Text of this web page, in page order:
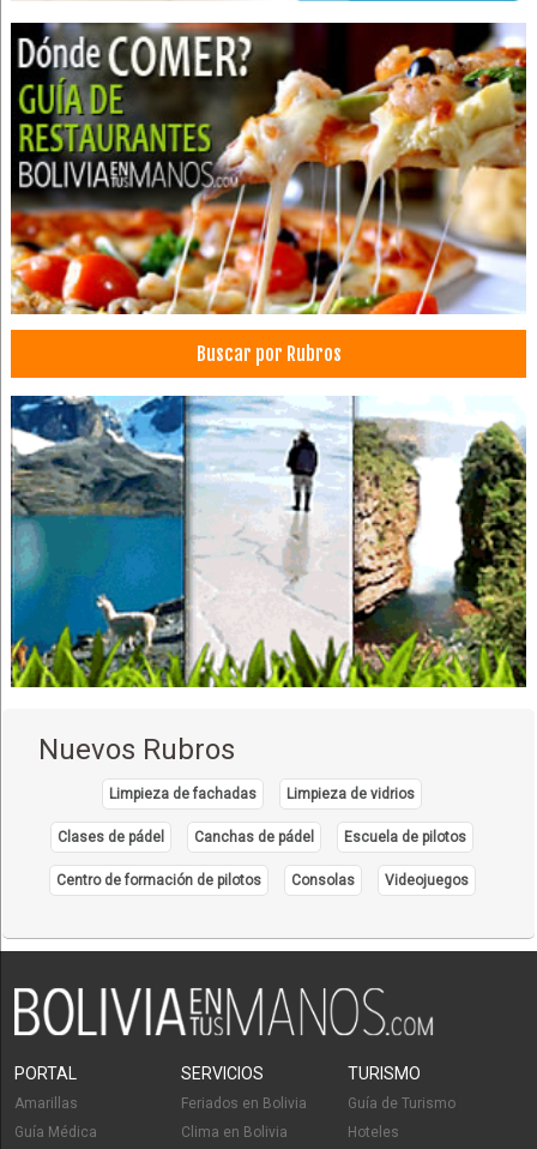
Orquestas
Chicharronería
Alojamientos
Hoteles Boutique
Hospedajes
Hotelería
Librerías y Papelerías
Aire Acondicionado
Accesorios para construcción
Calefones
Constructoras
Construcción Civil
Construcción de obras civiles
Calefones eléctricos
Empresas de Construcción
Calentadores Solares
Calentadores de Agua
Estufas
Pisos Radiantes
Buscar por Rubros
Nuevos Rubros
Limpieza de fachadas Limpieza de vidrios
Clases de pádel Canchas de pádel Escuela de pilotos
Centro de formación de pilotos Consolas Videojuegos
PORTAL
Amarillas
Guía Médica
SERVICIOS
Feriados en Bolivia
Clima en Bolivia
TURISMO
Guía de Turismo
Hoteles